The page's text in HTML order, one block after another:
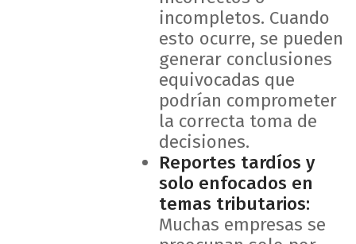
incompletos. Cuando
esto ocurre, se pueden
generar conclusiones
equivocadas que
podrían comprometer
la correcta toma de
decisiones.
Reportes tardíos y
solo enfocados en
temas tributarios:
Muchas empresas se